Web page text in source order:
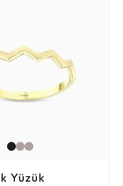
Yüzük